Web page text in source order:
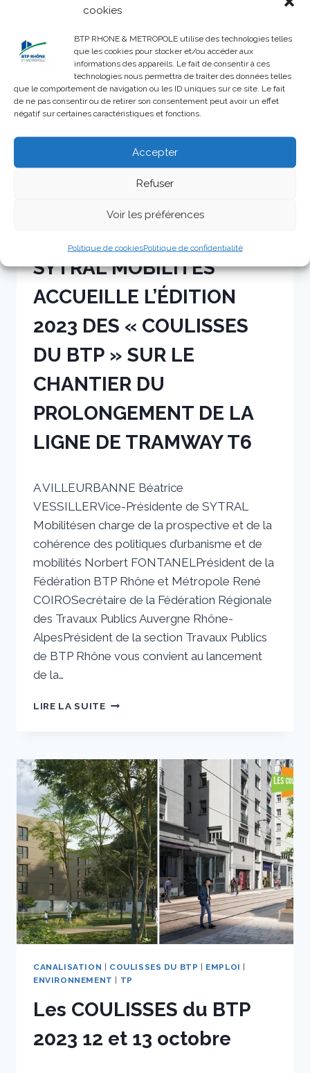
cookies
BTP RHONE & METROPOLE utilise des technologies telles
que les cookies pour stocker et/ou accéder aux
informations des appareils. Le fait de consentir à ces
technologies nous permettra de traiter des données telles
que le comportement de navigation ou les ID uniques sur ce site. Le fait
de ne pas consentir ou de retirer son consentement peut avoir un effet
négatif sur certaines caractéristiques et fonctions.
Accepter
Refuser
Voir les préférences
Politique de cookiesPolitique de confidentialité
LE
PROJET
DE
PROLONGEMENT
DU
TRAMWAY
T6
MÉTIERS
PUBLICS
SYTRAL MOBILITES
ACCUEILLE L’ÉDITION
2023 DES « COULISSES
DU BTP » SUR LE
CHANTIER DU
PROLONGEMENT DE LA
LIGNE DE TRAMWAY T6
sstradiotto
A VILLEURBANNE Béatrice
VESSILLERVice-Présidente de SYTRAL
Mobilitésen charge de la prospective et de la
cohérence des politiques d’urbanisme et de
mobilités Norbert FONTANELPrésident de la
Fédération BTP Rhône et Métropole René
COIROSecrétaire de la Fédération Régionale
des Travaux Publics Auvergne Rhône-
AlpesPrésident de la section Travaux Publics
de BTP Rhône vous convient au lancement
de la…
LIRE LA SUITESYTRAL
2023
DES
« COULISSES
DU
BTP »
SUR
LE
CHANTIER
DU
PROLONGEMENT
DE
LA
LIGNE
TRAMWAY
T6
CANALISATION | COULISSES DU BTP | EMPLOI |
ENVIRONNEMENT | TP
Les COULISSES du BTP
2023 12 et 13 octobre